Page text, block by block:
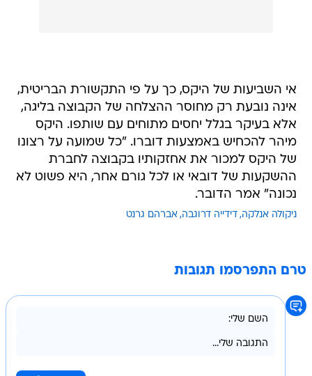
אי השביעות של היקס, כך על פי התקשורת הבריטית,
אינה נובעת רק מחוסר ההצלחה של הקבוצה בליגה,
אלא בעיקר בגלל יחסים מתוחים עם שותפו. היקס
מיהר להכחיש באמצעות דוברו. "כל שמועה על רצונו
של היקס למכור את אחזקותיו בקבוצה לחברת
ההשקעות של דובאי או לכל גורם אחר, היא פשוט לא
נכונה" אמר הדובר.
ניקולה אנלקה דידייה דרוגבה אברהם גרנט
טרם התפרסמו תגובות